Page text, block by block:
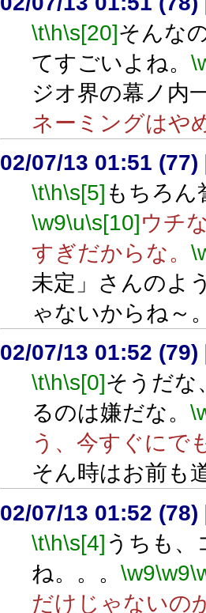
\t\h\s[20]そんな
てすごいよね。
ジオ界の幕ノ内
ネーミングはや
02/07/13 01:51 (77)
\t\h\s[5] もちろん
\w9\u\s[10]ウチ
すぎだからな。
未定」さんのよ
ゃないからね～
02/07/13 01:52 (79)
\t\h\s[0]そうだな
るのは嫌だな。
う、今すぐにで
そん時はお前も
02/07/13 01:52 (78)
\t\h\s[4] うちも
ね。。。 \w9\w9
だけじゃないの